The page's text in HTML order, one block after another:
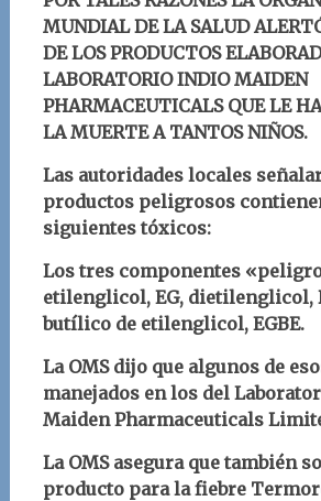
MUNDIAL DE LA SALUD
DE LOS PRODUCTOS
LABORATORIO INDIO MAIDEN
PHARMACEUTICALS QUE LE
LA MUERTE A TANTOS NIÑOS.
Las autoridades locales
productos peligrosos
siguientes tóxicos:
Los tres componentes
etilenglicol, EG, dietilenglicol,
butílico de etilenglicol, EGBE.
La OMS dijo que algunos de
manejados en los del
Maiden Pharmaceuticals
La OMS asegura que también
producto para la fiebre